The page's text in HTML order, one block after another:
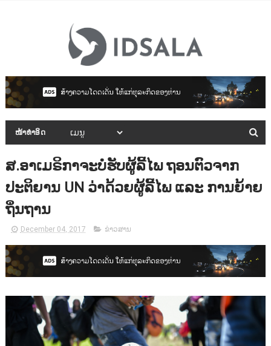
ໜ້າທຳອິດ
ສ.ອາເມຣິກາຈະບໍ່ຮັບຜູ້ລີ້ໄພ ຖອນຕົວຈາກ
ປະຕິຍານ UN ວ່າດ້ວຍຜູ້ລີ້ໄພ ແລະ ການຍ້າຍ
ຖິ່ນຖານ
December 04, 2017 ຂ່າວສານ